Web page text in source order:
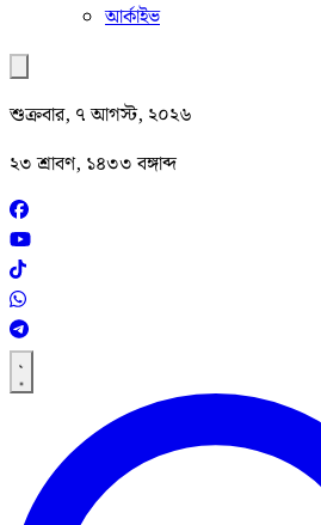
আর্কাইভ
শুক্রবার, ৭ আগস্ট, ২০২৬
২৩ শ্রাবণ, ১৪৩৩ বঙ্গাব্দ